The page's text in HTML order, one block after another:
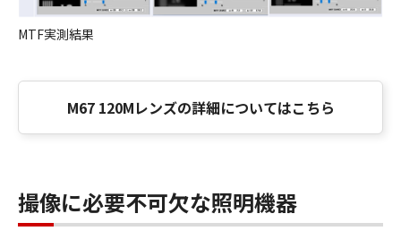
MTF実測結果
M67 120Mレンズの詳細についてはこちら
撮像に必要不可欠な照明機器